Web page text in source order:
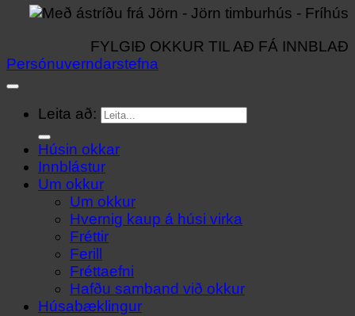
FYLGIÐ OKKUR TIL AÐ FÁ INNBLAÐ
Persónuverndarstefna
Leita að:
Húsin okkar
Innblástur
Um okkur
Um okkur
Hvernig kaup á húsi virka
Fréttir
Ferill
Fréttaefni
Hafðu samband við okkur
Húsabæklingur